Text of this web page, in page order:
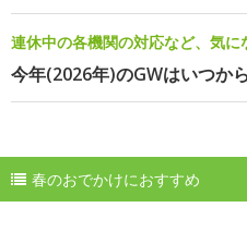
連休中の各機関の対応など、気に
今年(2026年)のGWはいつか
春のおでかけにおすすめ